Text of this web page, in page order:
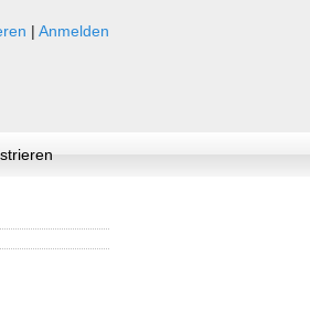
| Anmelden